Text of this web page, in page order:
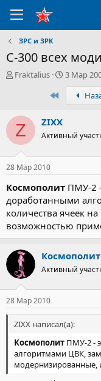
ЗРС и ЗРК
С-300 всех
А
р
т
е
м
ы
Fraktalius
Д
а
а
ч
3 Мар
Первый
Z ZIXX
Активный
28 Мар 2010
Космополит ПМУ-2
доработанными
количества ячеек
возможностью
Космополит
Активный
28 Мар 2010
ZIXX написал(а):
Космополит ПМУ-2 -
алгоритмами ЦВК,
модернизированные,